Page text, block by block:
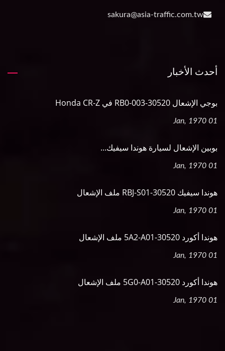
sakura@asia-traffic.com.tw
أحدث الأخبار
بوجي الإشعال 30520-RB0-003 في Honda CR-Z
01 Jan, 1970
بوبين الإشعال لسيارة هوندا سيفيك...
01 Jan, 1970
هوندا سيفيك 30520-RBJ-S01 ملف الإشعال
01 Jan, 1970
هوندا أكورد 30520-5A2-A01 ملف الإشعال
01 Jan, 1970
هوندا أكورد 30520-5G0-A01 ملف الإشعال
01 Jan, 1970